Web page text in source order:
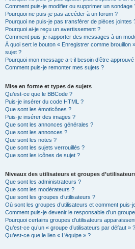
Comment puis-je modifier ou supprimer un sondage
Pourquoi ne puis-je pas accéder à un forum ?
Pourquoi ne puis-je pas transférer de pièces jointes
Pourquoi ai-je reçu un avertissement ?
Comment puis-je rapporter des messages à un
À quoi sert le bouton « Enregistrer comme brouillon
sujet ?
Pourquoi mon message a-t-il besoin d’être approuvé
Comment puis-je remonter mes sujets ?
Mise en forme et types de sujets
Qu’est-ce que le BBCode ?
Puis-je insérer du code HTML ?
Que sont les émoticônes ?
Puis-je insérer des images ?
Que sont les annonces générales ?
Que sont les annonces ?
Que sont les notes ?
Que sont les sujets verrouillés ?
Que sont les icônes de sujet ?
Niveaux des utilisateurs et groupes
Que sont les administrateurs ?
Que sont les modérateurs ?
Que sont les groupes d’utilisateurs ?
Où sont les groupes d’utilisateurs et comment puis-
Comment puis-je devenir le responsable d’un
Pourquoi certains groupes d’utilisateurs
Qu’est-ce qu’un « groupe d’utilisateurs par défaut » ?
Qu’est-ce que le lien « L’équipe » ?